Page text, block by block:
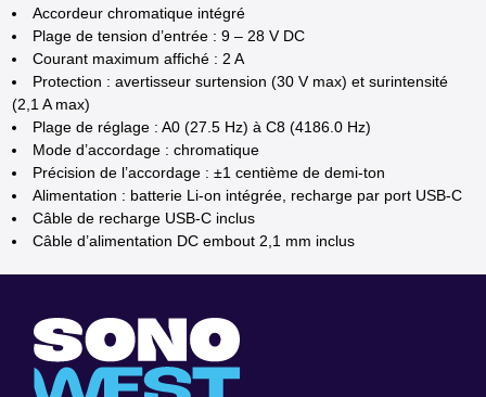
Accordeur chromatique intégré
Plage de tension d’entrée : 9 – 28 V DC
Courant maximum affiché : 2 A
Protection : avertisseur surtension (30 V max) et surintensité
(2,1 A max)
Plage de réglage : A0 (27.5 Hz) à C8 (4186.0 Hz)
Mode d’accordage : chromatique
Précision de l’accordage : ±1 centième de demi-ton
Alimentation : batterie Li-on intégrée, recharge par port USB-C
Câble de recharge USB-C inclus
Câble d’alimentation DC embout 2,1 mm inclus